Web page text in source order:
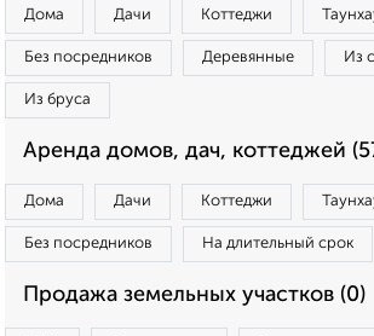
Дома Дачи Коттеджи
Без посредников Деревянные Из
Из бруса
Аренда домов, дач, коттеджей
Дома Дачи Коттеджи
Без посредников На длительный срок
Продажа земельных участков (0)